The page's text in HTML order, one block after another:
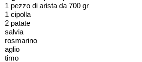
1 pezzo di arista da 700 gr
1 cipolla
2 patate
salvia
rosmarino
aglio
timo